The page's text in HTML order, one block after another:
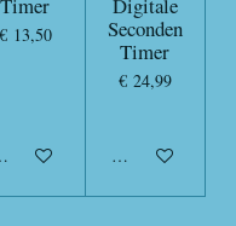
Timer
€ 13,50
winkelwagen
Digitale
Seconden
Timer
€ 24,99
In winkelwagen